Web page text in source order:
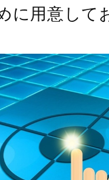
に用意して